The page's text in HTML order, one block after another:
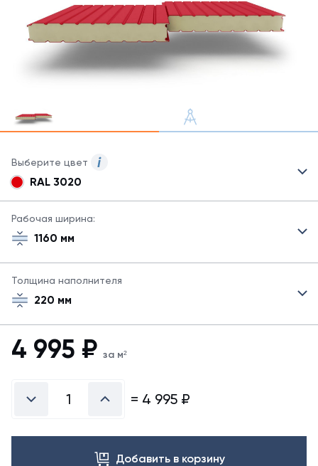
Выберите цвет
сэндвич-
панелей
все
Для
заказа
другого
цвета
RAL 3020
Рабочая ширина:
1160 мм
Толщина наполнителя
220 мм
4 995 ₽ за м²
= 4 995 ₽
Добавить в корзину